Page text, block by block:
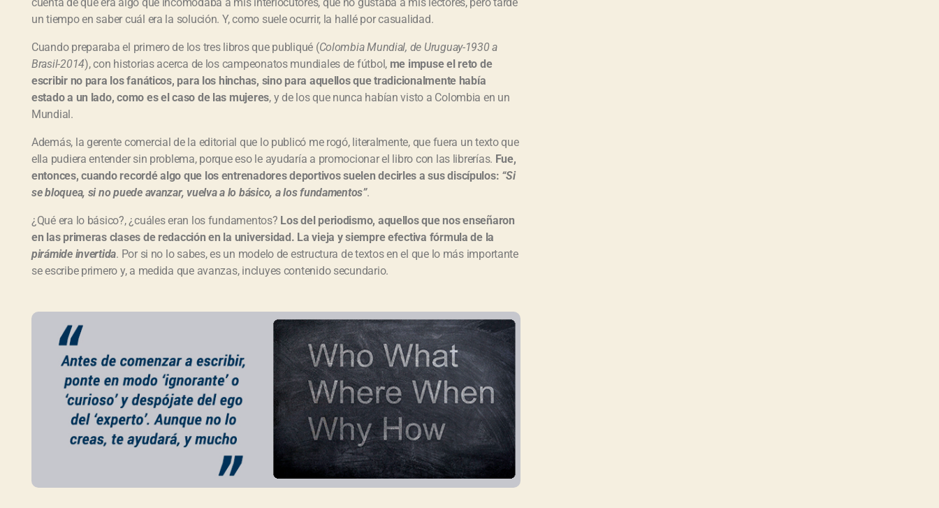
cuenta de que era algo que incomodaba a mis interlocutores, que no gustaba a mis lectores, pero tardé
un tiempo en saber cuál era la solución. Y, como suele ocurrir, la hallé por casualidad.
Cuando preparaba el primero de los tres libros que publiqué (Colombia Mundial, de Uruguay-1930 a
Brasil-2014), con historias acerca de los campeonatos mundiales de fútbol, me impuse el reto de
escribir no para los fanáticos, para los hinchas, sino para aquellos que tradicionalmente había
estado a un lado, como es el caso de las mujeres, y de los que nunca habían visto a Colombia en un
Mundial.
Además, la gerente comercial de la editorial que lo publicó me rogó, literalmente, que fuera un texto que
ella pudiera entender sin problema, porque eso le ayudaría a promocionar el libro con las librerías. Fue,
entonces, cuando recordé algo que los entrenadores deportivos suelen decirles a sus discípulos: “Si
se bloquea, si no puede avanzar, vuelva a lo básico, a los fundamentos”.
¿Qué era lo básico?, ¿cuáles eran los fundamentos? Los del periodismo, aquellos que nos enseñaron
en las primeras clases de redacción en la universidad. La vieja y siempre efectiva fórmula de la
pirámide invertida. Por si no lo sabes, es un modelo de estructura de textos en el que lo más importante
se escribe primero y, a medida que avanzas, incluyes contenido secundario.